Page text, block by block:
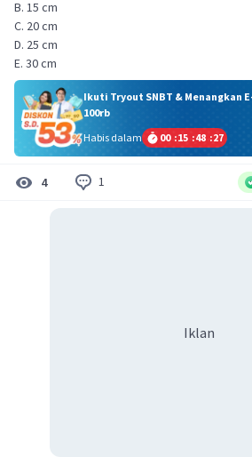
B. 15 cm
C. 20 cm
D. 25 cm
E. 30 cm
Ikuti Tryout SNBT & Menangkan
100rb
Habis dalam
00 :15 :48 :27
4 1
Iklan